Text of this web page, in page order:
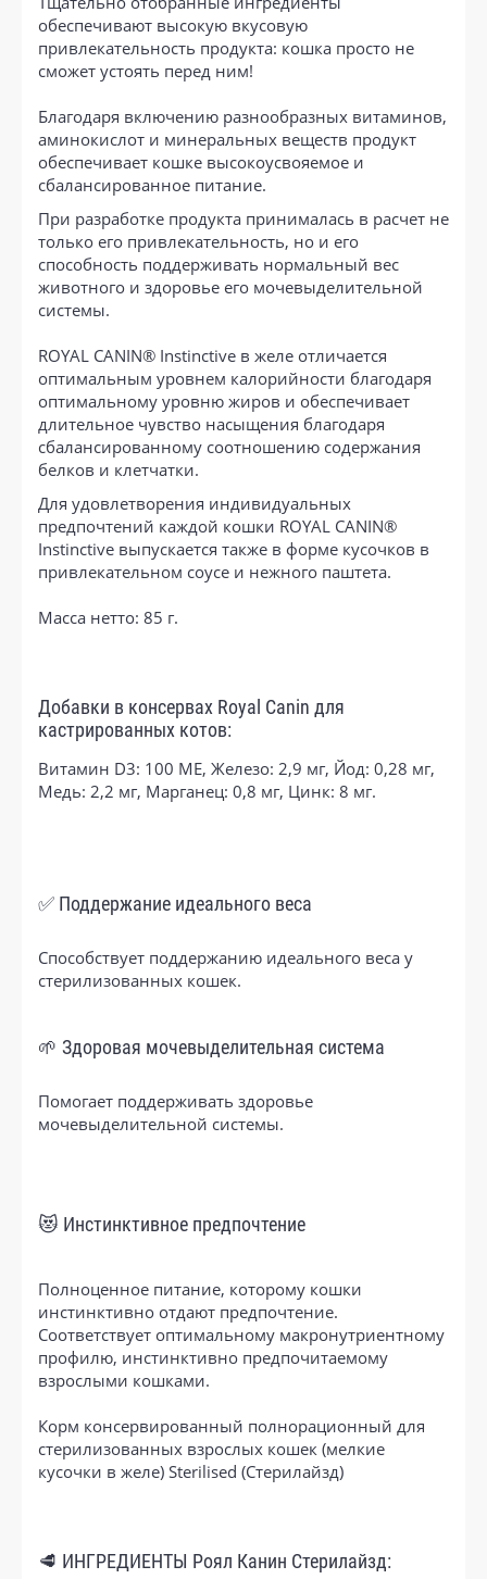
обеспечивают высокую вкусовую
привлекательность продукта: кошка просто не
сможет устоять перед ним!
Благодаря включению разнообразных витаминов,
аминокислот и минеральных веществ продукт
обеспечивает кошке высокоусвояемое и
сбалансированное питание.
При разработке продукта принималась в расчет не
только его привлекательность, но и его
способность поддерживать нормальный вес
животного и здоровье его мочевыделительной
системы.
ROYAL CANIN® Instinctive в желе отличается
оптимальным уровнем калорийности благодаря
оптимальному уровню жиров и обеспечивает
длительное чувство насыщения благодаря
сбалансированному соотношению содержания
белков и клетчатки.
Для удовлетворения индивидуальных
предпочтений каждой кошки ROYAL CANIN®
Instinctive выпускается также в форме кусочков в
привлекательном соусе и нежного паштета.
Масса нетто: 85 г.
Добавки в консервах Royal Canin для
кастрированных котов:
Витамин D3: 100 ME, Железо: 2,9 мг, Йод: 0,28 мг,
Медь: 2,2 мг, Марганец: 0,8 мг, Цинк: 8 мг.
✅ Поддержание идеального веса
Способствует поддержанию идеального веса у
стерилизованных кошек.
🌱 Здоровая мочевыделительная система
Помогает поддерживать здоровье
мочевыделительной системы.
😻 Инстинктивное предпочтение
Полноценное питание, которому кошки
инстинктивно отдают предпочтение.
Соответствует оптимальному макронутриентному
профилю, инстинктивно предпочитаемому
взрослыми кошками.
Корм консервированный полнорационный для
стерилизованных взрослых кошек (мелкие
кусочки в желе) Sterilised (Стерилайзд)
🥩 ИНГРЕДИЕНТЫ Роял Канин Стерилайзд: